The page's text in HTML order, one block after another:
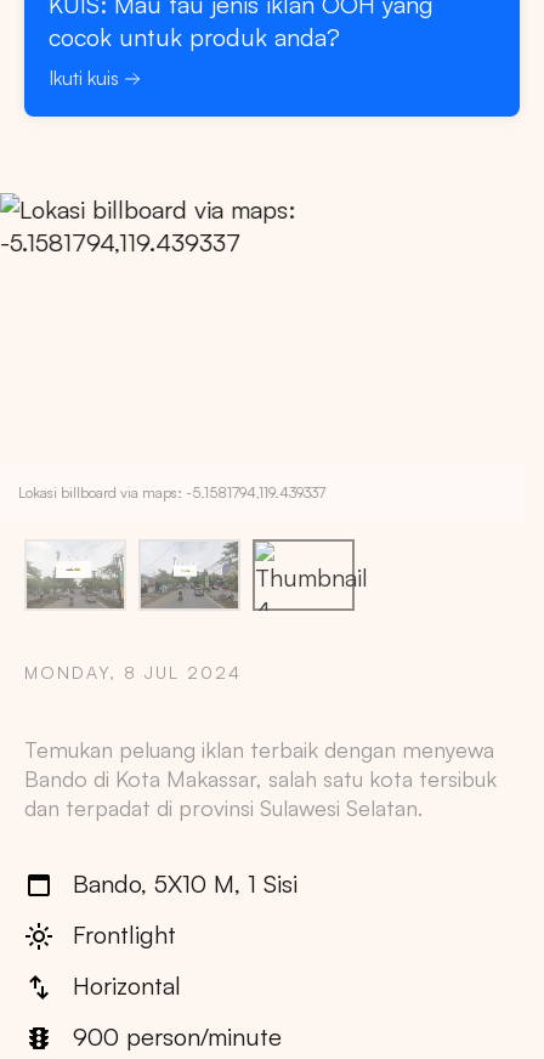
cocok untuk produk anda?
Ikuti kuis
Lokasi billboard via maps: -5.1581794,119.439337
MONDAY, 8 JUL 2024
Temukan peluang iklan terbaik dengan menyewa
Bando di Kota Makassar, salah satu kota tersibuk
dan terpadat di provinsi Sulawesi Selatan.
Bando, 5X10 M, 1 Sisi
Frontlight
Horizontal
900 person/minute
Copy